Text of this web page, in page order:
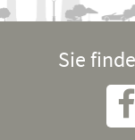
Sie